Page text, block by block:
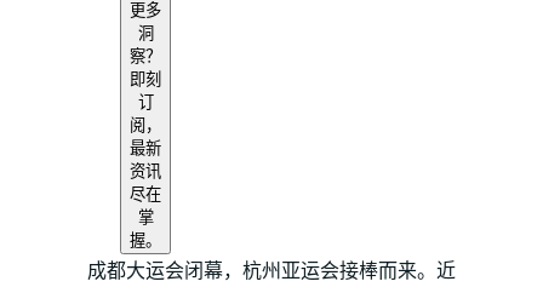
更多
洞
察？
即刻
订
阅，
最新
资讯
尽在
掌
握。
成都大运会闭幕，杭州亚运会接棒而来。近